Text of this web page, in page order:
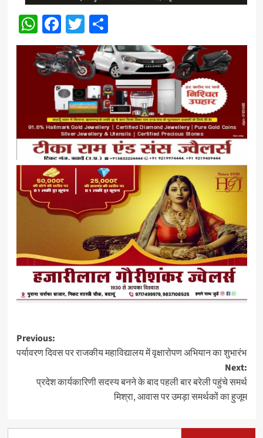
WhatsApp
Facebook
Twitter
Share
Post
navigation
Previous:
पर्यावरण दिवस पर राजकीय महाविद्यालय में वृक्षारोपण अभियान का शुभारंभ
Next:
प्रदेश कार्यकारिणी सदस्य बनने के बाद पहली बार बरेली पहुंचे समर्थ
मिश्रा, आवास पर उमड़ा समर्थकों का हुजूम